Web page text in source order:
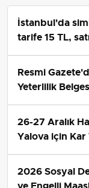
Kaymakamı
boyunca hem
dostluklar
çeşitli bir
edeceğiz.
turnuva, aynı
neyi iyi yapıp
Belediye
Genç
ilçede önemli